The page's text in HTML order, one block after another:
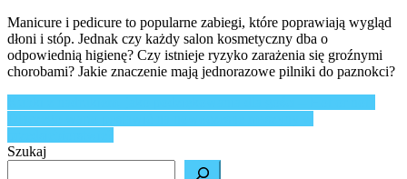
Manicure i pedicure to popularne zabiegi, które poprawiają wygląd
dłoni i stóp. Jednak czy każdy salon kosmetyczny dba o
odpowiednią higienę? Czy istnieje ryzyko zarażenia się groźnymi
chorobami? Jakie znaczenie mają jednorazowe pilniki do paznokci?
Nawigacja
wpisu
Szukaj